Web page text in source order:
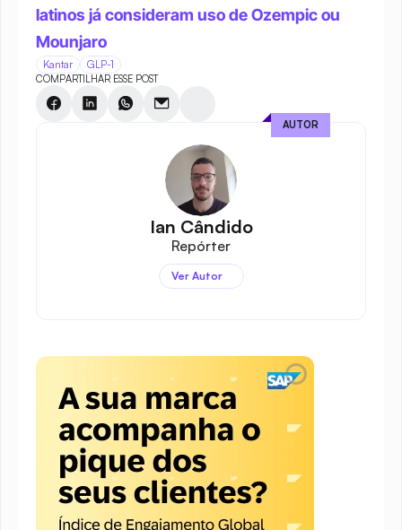
latinos já consideram uso de Ozempic ou
Mounjaro
Kantar GLP-1
COMPARTILHAR ESSE POST
Ian Cândido
Repórter
Ver Autor
AUTOR